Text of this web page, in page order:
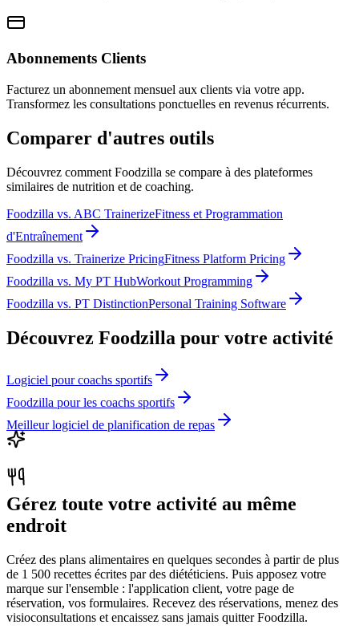
Abonnements Clients
Facturez un abonnement mensuel aux clients via votre app.
Transformez les consultations ponctuelles en revenus récurrents.
Comparer d'autres outils
Découvrez comment Foodzilla se compare à des plateformes
similaires de nutrition et de coaching.
Foodzilla vs. ABC TrainerizeFitness et Programmation
d'Entraînement
Foodzilla vs. Trainerize PricingFitness Platform Pricing
Foodzilla vs. My PT HubWorkout Programming
Foodzilla vs. PT DistinctionPersonal Training Software
Découvrez Foodzilla pour votre activité
Logiciel pour coachs sportifs
Foodzilla pour les coachs sportifs
Meilleur logiciel de planification de repas
Gérez toute votre activité au même
endroit
Créez des plans alimentaires en quelques secondes à partir de plus
de 1 500 recettes écrites par des diététiciens. Puis apposez votre
marque sur l'ensemble : l'application client, votre page de
réservation, vos formulaires. Recevez des réservations, menez des
visioconsultations et encaissez sans jamais quitter Foodzilla.